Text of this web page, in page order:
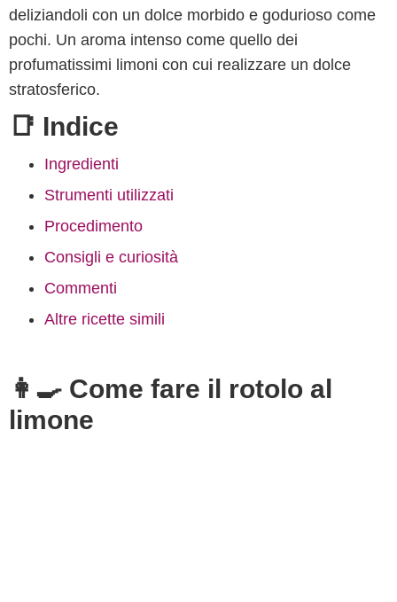
deliziandoli con un dolce morbido e godurioso come
pochi. Un aroma intenso come quello dei
profumatissimi limoni con cui realizzare un dolce
stratosferico.
📑 Indice
Ingredienti
Strumenti utilizzati
Procedimento
Consigli e curiosità
Commenti
Altre ricette simili
👩‍🍳 Come fare il rotolo al
limone